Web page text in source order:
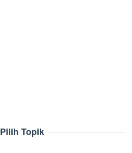
Pilih Topik